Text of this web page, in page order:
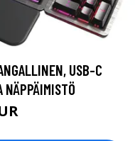
USB-C
NÄPPÄIMISTÖ